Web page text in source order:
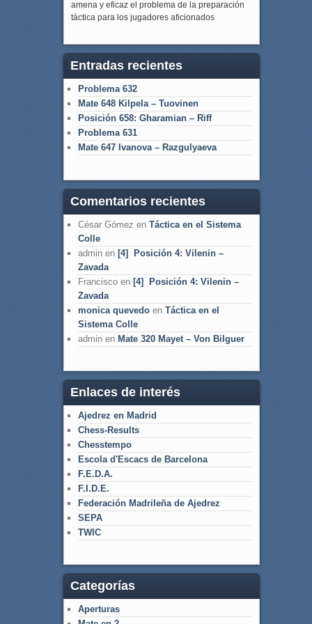
amena y eficaz el problema de la preparación
táctica para los jugadores aficionados
Entradas recientes
Problema 632
Mate 648 Kilpela – Tuovinen
Posición 658: Gharamian – Riff
Problema 631
Mate 647 Ivanova – Razgulyaeva
Comentarios recientes
César Gómez en Táctica en el Sistema
Colle
adminen [4] Posición 4: Vilenin –
Zavada
Franciscoen [4] Posición 4: Vilenin –
Zavada
monica quevedoen Táctica en el
Sistema Colle
adminen Mate 320 Mayet – Von Bilguer
Enlaces de interés
Ajedrez en Madrid
Chess-Results
Chesstempo
Escola d'Escacs de Barcelona
F.E.D.A.
F.I.D.E.
Federación Madrileña de Ajedrez
SEPA
TWIC
Categorías
Aperturas